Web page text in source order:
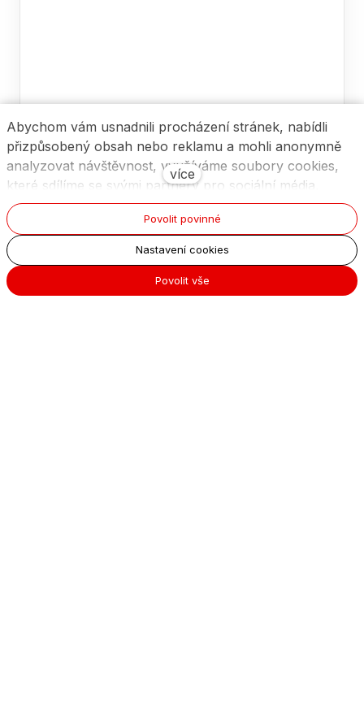
Abychom vám usnadnili procházení stránek, nabídli
přizpůsobený obsah nebo reklamu a mohli anonymně
analyzovat návštěvnost, využíváme soubory cookies,
které sdílíme se svými partnery pro sociální média,
inzerci a analýzu. Jejich nastavení upravíte odkazem
"Nastavení cookies" a kdykoliv jej můžete změnit v
patičce webu. Podrobnější informace najdete v našich
Zásadách ochrany osobních údajů a používání souborů
cookies. Souhlasíte s používáním cookies?
více
Povolit povinné
Nastavení cookies
Povolit vše